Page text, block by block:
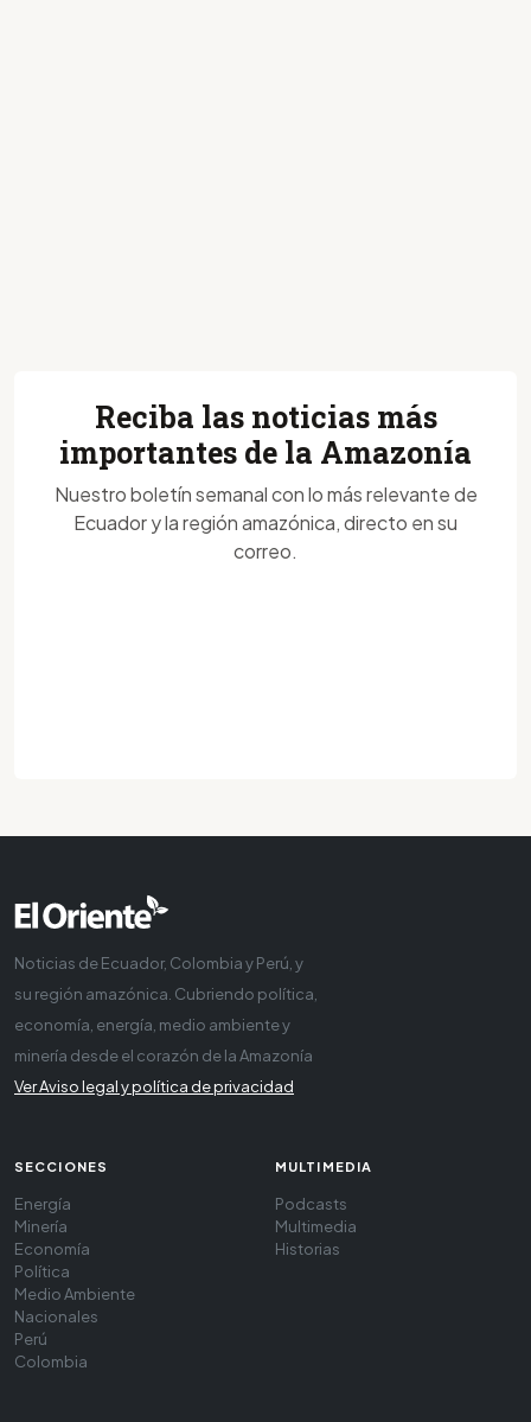
Reciba las noticias más
importantes de la Amazonía
Nuestro boletín semanal con lo más relevante de
Ecuador y la región amazónica, directo en su
correo.
Noticias de Ecuador, Colombia y Perú, y
su región amazónica. Cubriendo política,
economía, energía, medio ambiente y
minería desde el corazón de la Amazonía
Ver Aviso legal y política de privacidad
SECCIONES
Energía
Minería
Economía
Política
Medio Ambiente
Nacionales
Perú
Colombia
MULTIMEDIA
Podcasts
Multimedia
Historias